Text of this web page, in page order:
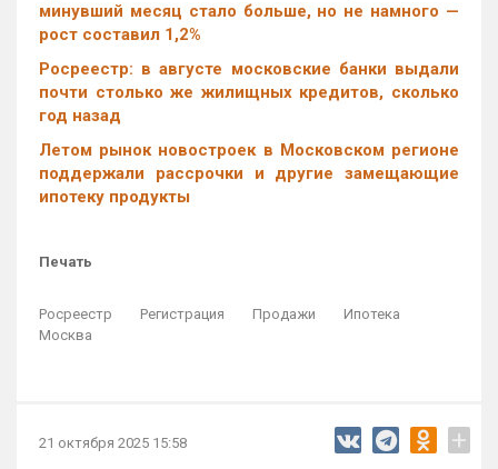
минувший месяц стало больше, но не намного —
рост составил 1,2%
Росреестр: в августе московские банки выдали
почти столько же жилищных кредитов, сколько
год назад
Летом рынок новостроек в Московском регионе
поддержали рассрочки и другие замещающие
ипотеку продукты
Печать
Росреестр Регистрация Продажи
Ипотека
Москва
21 октября 2025 15:58 +